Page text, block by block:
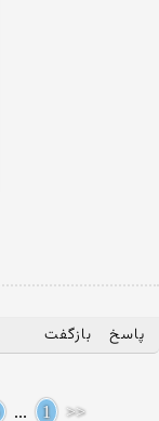
پاسخ بازگفت
<<
1
...